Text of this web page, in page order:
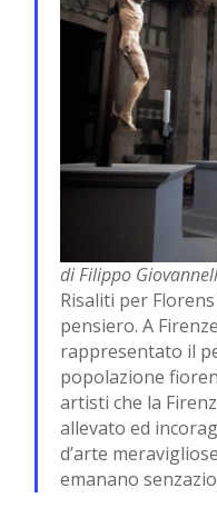
di Filippo
Risaliti per
pensiero. A
rappresentato il
popolazione
artisti che la
allevato ed
d’arte
emanano